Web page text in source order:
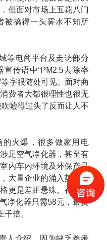
但面对市场上五花八门
被搞得一头雾水不知所
等电商平台及走访部分
传语中“PM2.5去除率
等字眼随处可见。面对商
费者大都很理性也很无
嘘得过头了反而让人不
火爆，很多做家用电
足空气净化器，甚至有
内车内环境及环保产品
大量企业的涌入势必导
更是差距悬殊。在京东
净化器只需58元，最贵
倍。
人介绍，因为缺乏参考